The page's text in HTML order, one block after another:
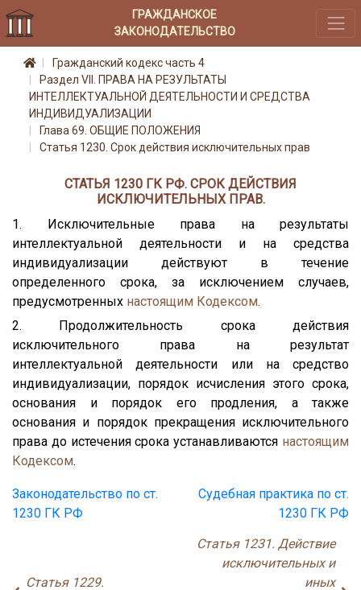
ГРАЖДАНСКОЕ
ЗАКОНОДАТЕЛЬСТВО
Гражданский кодекс часть 4
Раздел VII. ПРАВА НА РЕЗУЛЬТАТЫ
ИНТЕЛЛЕКТУАЛЬНОЙ ДЕЯТЕЛЬНОСТИ И СРЕДСТВА
ИНДИВИДУАЛИЗАЦИИ
Глава 69. ОБЩИЕ ПОЛОЖЕНИЯ
Статья 1230. Срок действия исключительных прав
СТАТЬЯ 1230 ГК РФ. СРОК ДЕЙСТВИЯ
ИСКЛЮЧИТЕЛЬНЫХ ПРАВ.
1. Исключительные права на результаты
интеллектуальной деятельности и на средства
индивидуализации действуют в течение
определенного срока, за исключением случаев,
предусмотренных настоящим Кодексом.
2. Продолжительность срока действия
исключительного права на результат
интеллектуальной деятельности или на средство
индивидуализации, порядок исчисления этого срока,
основания и порядок его продления, а также
основания и порядок прекращения исключительного
права до истечения срока устанавливаются настоящим
Кодексом.
Законодательство по ст.
1230 ГК РФ
Судебная практика по ст.
1230 ГК РФ
Статья 1229.
Статья 1231. Действие
исключительных и
иных